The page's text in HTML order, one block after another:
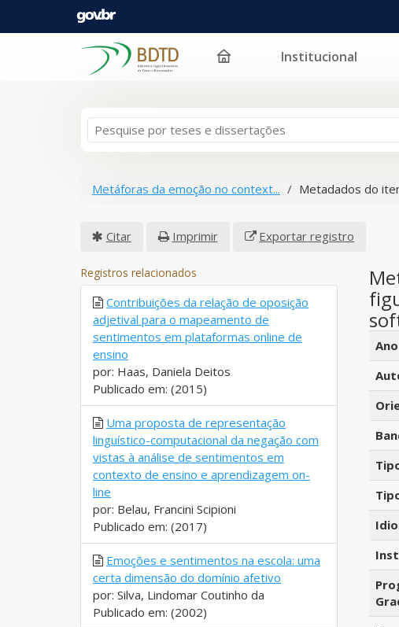
Pular para o conteúdo Institucional
Metáforas da emoção no context... Metadados do
Citar Imprimir Exportar registro
Registros relacionados
Contribuições da relação de oposição
adjetival para o mapeamento de
sentimentos em plataformas online de
ensino
por: Haas, Daniela Deitos
Publicado em: (2015)
Uma proposta de representação
linguístico-computacional da negação com
vistas à análise de sentimentos em
contexto de ensino e aprendizagem on-
line
por: Belau, Francini Scipioni
Publicado em: (2017)
Emoções e sentimentos na escola: uma
certa dimensão do domínio afetivo
por: Silva, Lindomar Coutinho da
Publicado em: (2002)